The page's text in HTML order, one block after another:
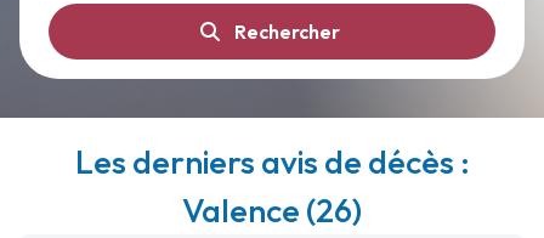
Rechercher
Les derniers avis de décès :
Valence (26)